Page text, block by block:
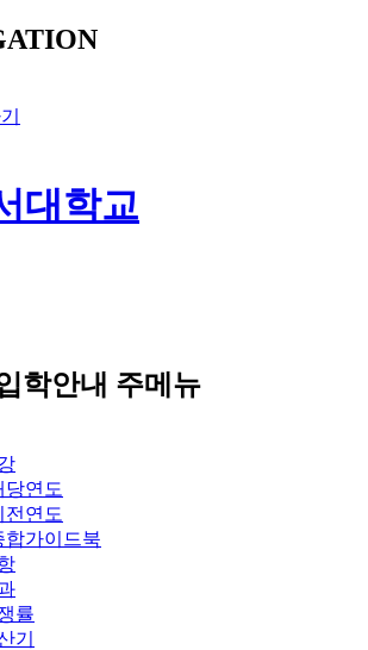
학안내 주메뉴
당연도
전연도
합가이드북
률
기